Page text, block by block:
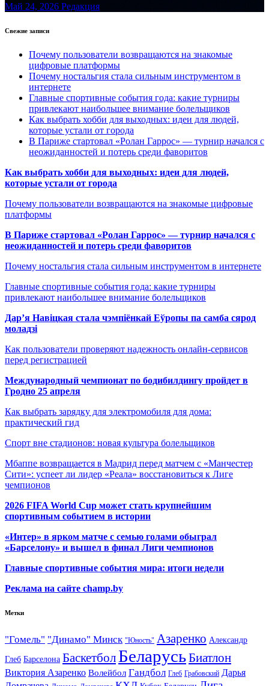
Май 24, 2026 Редакция
Свежие записи
Почему пользователи возвращаются на знакомые
цифровые платформы
Почему ностальгия стала сильным инструментом в
интернете
Главные спортивные события года: какие турниры
привлекают наибольшее внимание болельщиков
Как выбрать хобби для выходных: идеи для людей,
которые устали от города
В Париже стартовал «Ролан Гаррос» — турнир начался с
неожиданностей и потерь среди фаворитов
Как выбрать хобби для выходных: идеи для людей,
которые устали от города
Почему пользователи возвращаются на знакомые цифровые
платформы
В Париже стартовал «Ролан Гаррос» — турнир начался с
неожиданностей и потерь среди фаворитов
Почему ностальгия стала сильным инструментом в интернете
Главные спортивные события года: какие турниры
привлекают наибольшее внимание болельщиков
Дар’я Навіцкая стала чэмпіёнкай Еўропы па самба сярод
моладзі
Как пользователи проверяют надежность онлайн-сервисов
перед регистрацией
Международный чемпионат по бодибилдингу пройдет в
Гродно 25 апреля
Как выбрать зарядку для электромобиля для дома:
практический гид
Спорт вне стадионов: новая культура болельщиков
Мбаппе возвращается в Мадрид перед матчем с «Манчестер
Сити»: успеет ли лидер «Реала» восстановиться к Лиге
чемпионов
2026 FIFA World Cup может стать крупнейшим
спортивным событием в истории
«Интер» в ярком матче с семью голами обыграл
«Барселону» и вышел в финал Лиги чемпионов
Главные спортивные события мира: итоги недели
Реклама на сайте champ.by
Метки
"Гомель" "Динамо" Минск "Юность" Азаренко Александр
Глеб Барселона Баскетбол БеларусьБиатлон
Виктория Азаренко Волейбол Гандбол Глеб Грабовский Дарья